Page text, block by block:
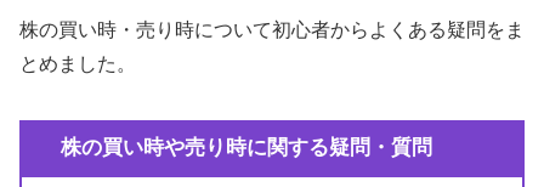
株の買い時・売り時について初心者からよくある疑問をま
とめました。
株の買い時や売り時に関する疑問・質問